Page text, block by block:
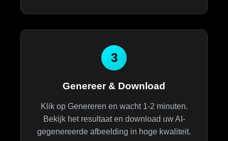
3
Genereer & Download
Klik op Genereren en wacht 1-2 minuten.
Bekijk het resultaat en download uw AI-
gegenereerde afbeelding in hoge kwaliteit.